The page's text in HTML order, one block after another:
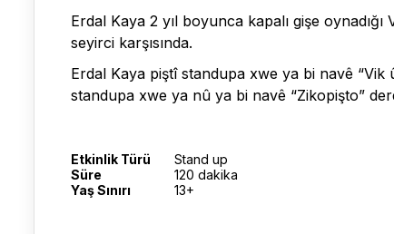
Erdal Kaya 2 yıl boyunca kapalı gişe
seyirci karşısında.
Erdal Kaya piştî standupa xwe ya bi navê
standupa xwe ya nû ya bi navê “Zikopişto”
Etkinlik Türü
Stand up
Süre
120 dakika
Yaş Sınırı
13+